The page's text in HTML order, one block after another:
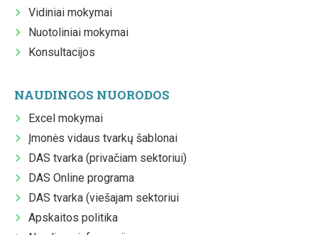
Vidiniai mokymai
Nuotoliniai mokymai
Konsultacijos
NAUDINGOS NUORODOS
Excel mokymai
Įmonės vidaus tvarkų šablonai
DAS tvarka (privačiam sektoriui)
DAS Online programa
DAS tvarka (viešajam sektoriui
Apskaitos politika